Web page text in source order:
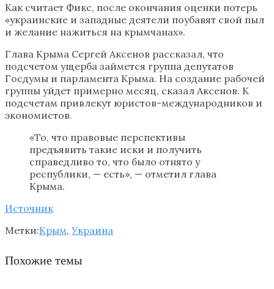
Как считает Фикс, после окончания оценки потерь
«украинские и западные деятели поубавят свой пыл
и желание нажиться на крымчанах».
Глава Крыма Сергей Аксенов рассказал, что
подсчетом ущерба займется группа депутатов
Госдумы и парламента Крыма. На создание рабочей
группы уйдет примерно месяц, сказал Аксенов. К
подсчетам привлекут юристов-международников и
экономистов.
«То, что правовые перспективы
предъявить такие иски и получить
справедливо то, что было отнято у
республики, — есть», — отметил глава
Крыма.
Источник
Метки:Крым, Украина
Похожие темы